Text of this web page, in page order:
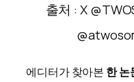
출처 : X
에디터가 찾아본 한 논